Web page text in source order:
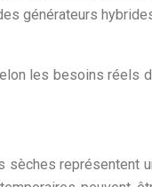
générateurs
les besoins réels
représentent